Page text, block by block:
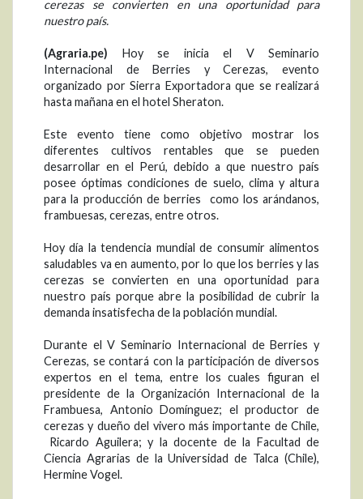
cerezas se convierten en una oportunidad para
nuestro país.
(Agraria.pe) Hoy se inicia el V Seminario
Internacional de Berries y Cerezas, evento
organizado por Sierra Exportadora que se realizará
hasta mañana en el hotel Sheraton.
Este evento tiene como objetivo mostrar los
diferentes cultivos rentables que se pueden
desarrollar en el Perú, debido a que nuestro país
posee óptimas condiciones de suelo, clima y altura
para la producción de berries como los arándanos,
frambuesas, cerezas, entre otros.
Hoy día la tendencia mundial de consumir alimentos
saludables va en aumento, por lo que los berries y las
cerezas se convierten en una oportunidad para
nuestro país porque abre la posibilidad de cubrir la
demanda insatisfecha de la población mundial.
Durante el V Seminario Internacional de Berries y
Cerezas, se contará con la participación de diversos
expertos en el tema, entre los cuales figuran el
presidente de la Organización Internacional de la
Frambuesa, Antonio Domínguez; el productor de
cerezas y dueño del vivero más importante de Chile,
Ricardo Aguilera; y la docente de la Facultad de
Ciencia Agrarias de la Universidad de Talca (Chile),
Hermine Vogel.